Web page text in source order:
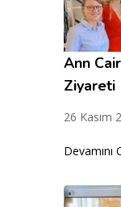
Ann
Ziyareti
26 Kasım
Devamını